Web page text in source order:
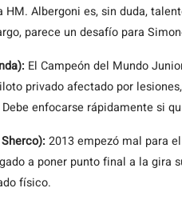
HM. Albergoni es, sin duda,
parece un desafío para
El Campeón del Mundo
privado afectado por
enfocarse rápidamente si
2013 empezó mal para
a poner punto final a la gira
físico.